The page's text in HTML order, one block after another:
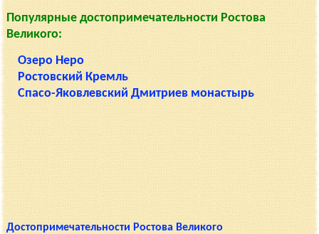
Популярные достопримечательности Ростова
Великого:
Озеро Неро
Ростовский Кремль
Спасо-Яковлевский Дмитриев монастырь
Достопримечательности Ростова Великого